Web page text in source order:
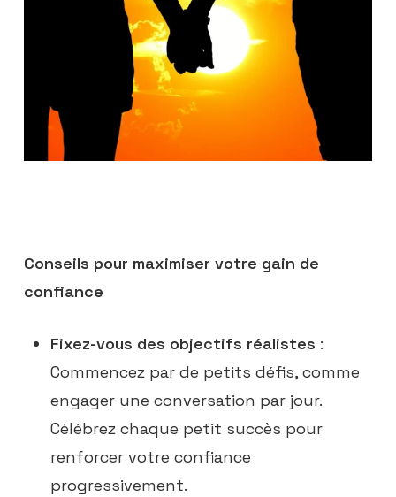
Conseils pour maximiser votre gain de
confiance
Fixez-vous des objectifs réalistes :
Commencez par de petits défis, comme
engager une conversation par jour.
Célébrez chaque petit succès pour
renforcer votre confiance
progressivement.